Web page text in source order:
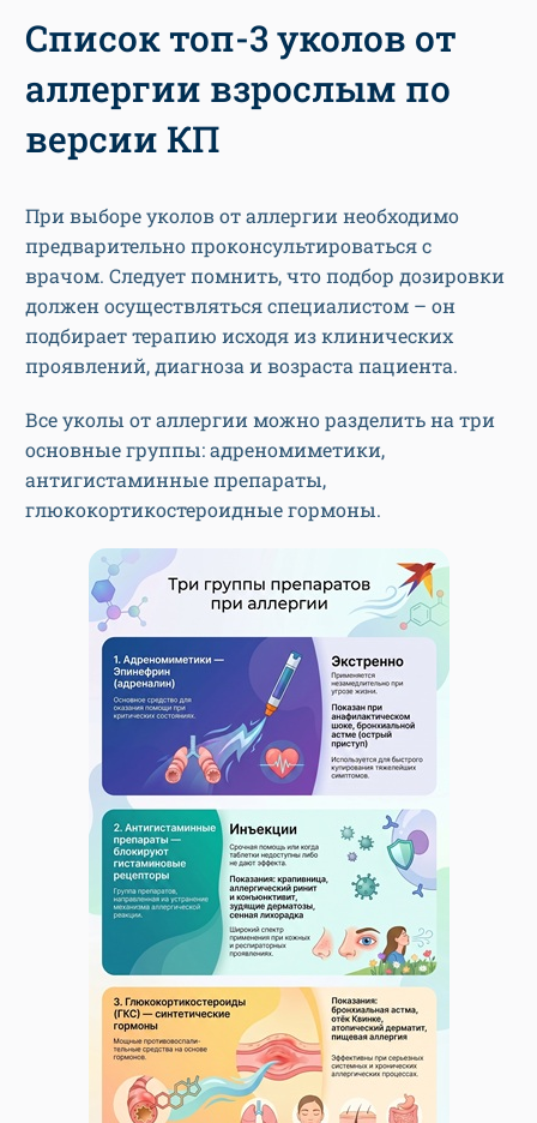
Список топ-3 уколов от
аллергии взрослым по
версии КП
При выборе уколов от аллергии необходимо
предварительно проконсультироваться с
врачом. Следует помнить, что подбор дозировки
должен осуществляться специалистом – он
подбирает терапию исходя из клинических
проявлений, диагноза и возраста пациента.
Все уколы от аллергии можно разделить на три
основные группы: адреномиметики,
антигистаминные препараты,
глюкокортикостероидные гормоны.